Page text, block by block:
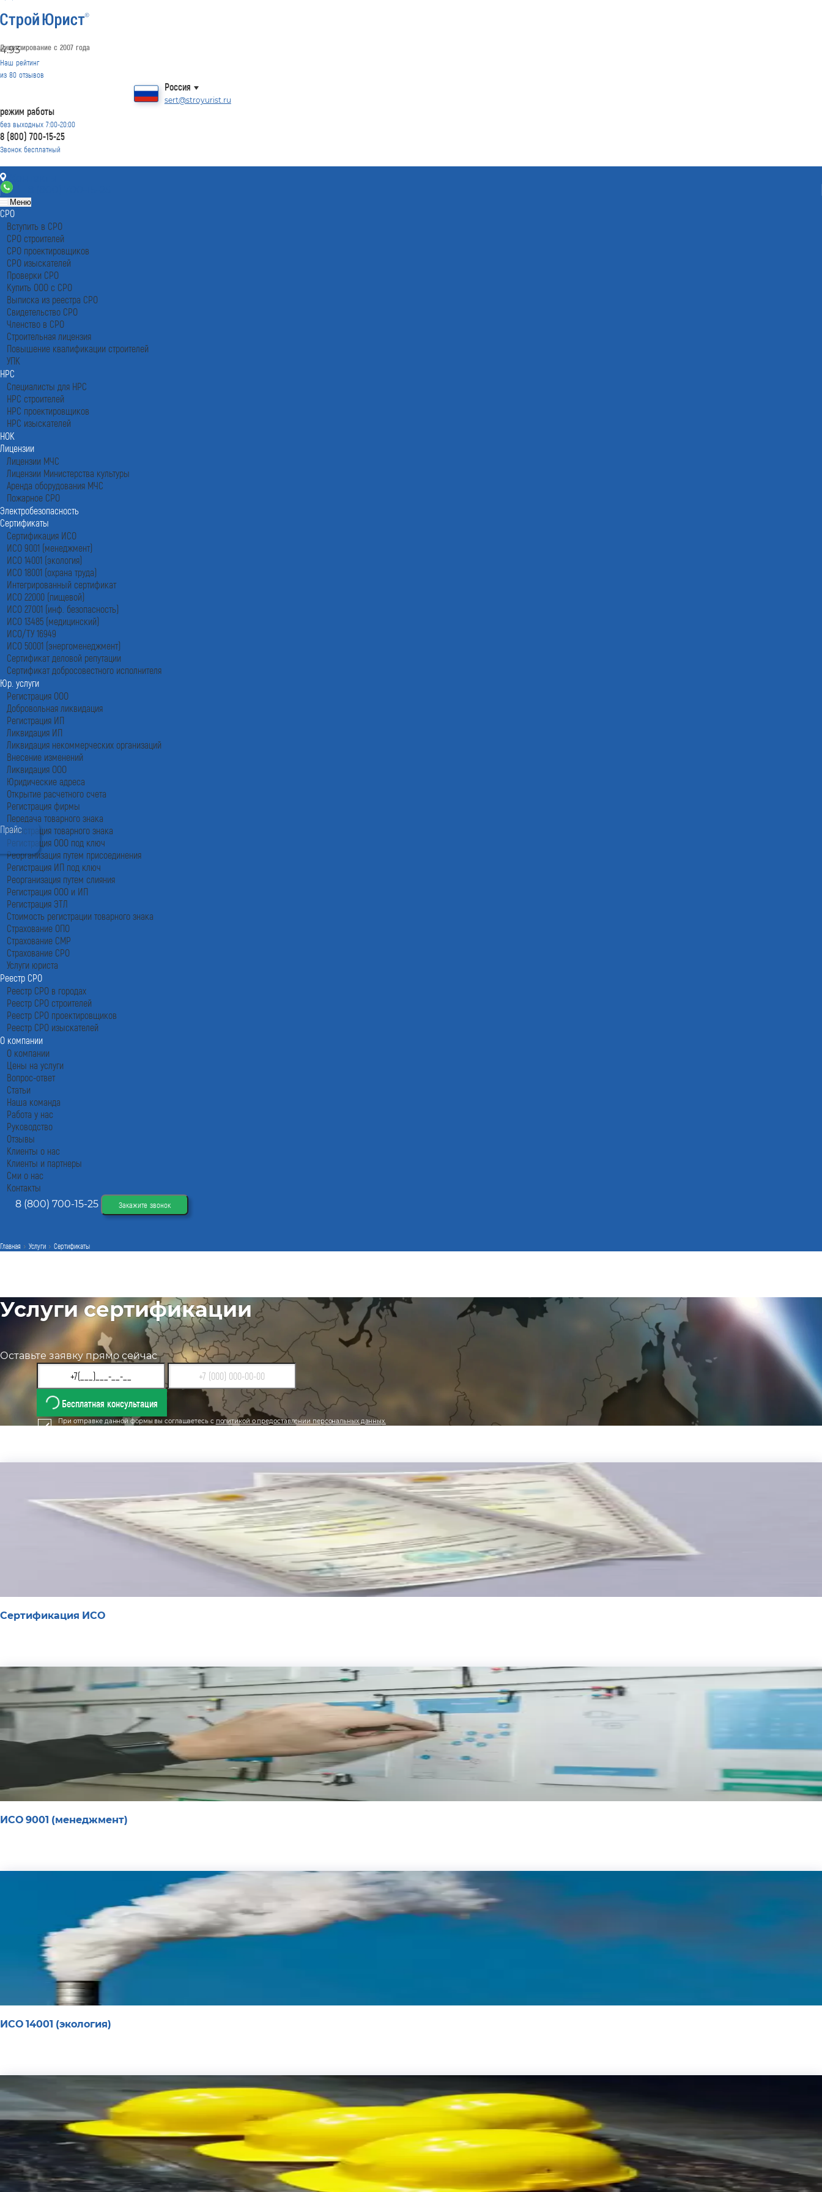
Лицензирование с 2007 года
4.93
Наш рейтинг
из 80 отзывов
Россия
sert@stroyurist.ru
режим работы
без выходных 7:00-20:00
8 (800) 700-15-25
Звонок бесплатный
Контакты
Меню
СРО
Вступить в СРО
СРО строителей
СРО проектировщиков
СРО изыскателей
Проверки СРО
Купить ООО с СРО
Выписка из реестра СРО
Свидетельство СРО
Членство в СРО
Строительная лицензия
Повышение квалификации строителей
УПК
НРС
Специалисты для НРС
НРС строителей
НРС проектировщиков
НРС изыскателей
НОК
Лицензии
Лицензии МЧС
Лицензии Министерства культуры
Аренда оборудования МЧС
Пожарное СРО
Электробезопасность
Сертификаты
Сертификация ИСО
ИСО 9001 (менеджмент)
ИСО 14001 (экология)
ИСО 18001 (охрана труда)
Интегрированный сертификат
ИСО 22000 (пищевой)
ИСО 27001 (инф. безопасность)
ИСО 13485 (медицинский)
ИСО/ТУ 16949
ИСО 50001 (энергоменеджмент)
Сертификат деловой репутации
Сертификат добросовестного исполнителя
Юр. услуги
Регистрация ООО
Добровольная ликвидация
Регистрация ИП
Ликвидация ИП
Ликвидация некоммерческих организаций
Внесение изменений
Ликвидация ООО
Юридические адреса
Открытие расчетного счета
Регистрация фирмы
Передача товарного знака
Регистрация товарного знака
Регистрация ООО под ключ
Реорганизация путем присоединения
Регистрация ИП под ключ
Реорганизация путем слияния
Регистрация ООО и ИП
Регистрация ЭТЛ
Стоимость регистрации товарного знака
Страхование ОПО
Страхование СМР
Страхование СРО
Услуги юриста
Реестр СРО
Реестр СРО в городах
Реестр СРО строителей
Реестр СРО проектировщиков
Реестр СРО изыскателей
О компании
О компании
Цены на услуги
Вопрос-ответ
Статьи
Наша команда
Работа у нас
Руководство
Отзывы
Клиенты о нас
Клиенты и партнеры
Сми о нас
Контакты
8 (800) 700-15-25
Закажите звонок
Главная Услуги Сертификаты
Услуги сертификации
Оставьте заявку прямо сейчас
Бесплатная консультация
При отправке данной формы вы соглашаетесь с политикой о предоставлении персональных данных.
Сертификация ИСО
ИСО 9001 (менеджмент)
ИСО 14001 (экология)
Прайс